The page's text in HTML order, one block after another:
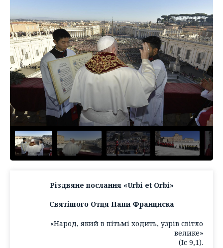
Різдвяне послання «Urbi et Orbi»
Святішого Отця Папи Франциска
«Народ, який в пітьмі ходить, узрів світло
велике»
(Іс 9,1).